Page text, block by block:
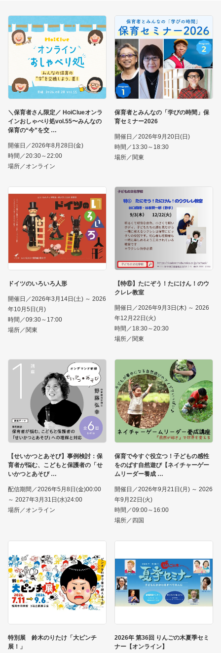
＼保育者さん限定／ HoiClueオンラ
インおしゃべり処vol.55〜みんなの
保育の“今”を交
開催日／2026年8月28日(金)
時間／20:30～22:00
場所／オンライン
保育者とみんなの「学びの時間」保
育セミナー2026
開催日／2026年9月20日(日)
時間／13:30～18:30
場所／関東
ドイツのいろいろ人形
開催日／2026年3月14日(土) ～ 2026
年10月5日(月)
時間／09:30～17:00
場所／関東
【特⑥】たにぞう！たにけん！のウ
クレレ教室
開催日／2026年9月3日(木) ～ 2026
年12月22日(火)
時間／18:30～20:30
場所／関東
【せいかつとあそび】事例検討：保
育者が悩む、こどもと保護者の「せ
いかつとあそび
配信期間／2026年5月8日(金)00:00
～ 2027年3月31日(水)24:00
場所／オンライン
保育で今すぐ役立つ！子どもの感性
をのばす自然遊び【ネイチャーゲー
ムリーダー養成
開催日／2026年9月21日(月) ～ 2026
年9月22日(火)
時間／09:00～16:00
場所／四国
特別展 鈴木のりたけ「大ピンチ
展！」
2026年 第36回 りんごの木夏季セミ
ナー【オンライン】